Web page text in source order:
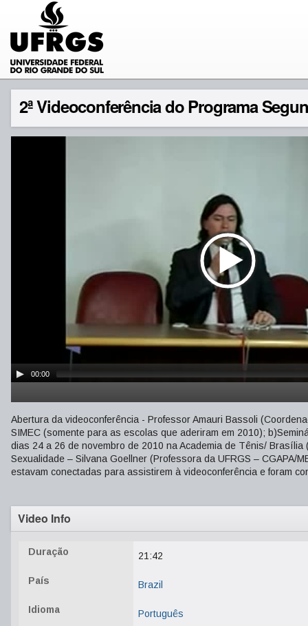
2ª Videoconferência do Programa
00:00
Abertura da videoconferência - Professor Amauri Bassoli
SIMEC (somente para as escolas que aderiram em 2010);
dias 24 a 26 de novembro de 2010 na Academia de Tênis/
Sexualidade – Silvana Goellner (Professora da UFRGS – CGAPA/
estavam conectadas para assistirem à videoconferência e foram
Video Info
Duração 21:42
País Brazil
Idioma Português